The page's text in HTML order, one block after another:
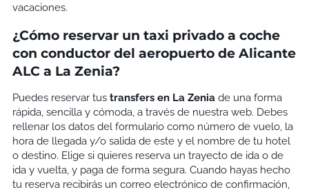
vacaciones.
¿Cómo reservar un taxi privado a coche
con conductor del aeropuerto de Alicante
ALC a La Zenia?
Puedes reservar tustransfers en La Zeniade una forma
rápida, sencilla y cómoda, a través de nuestra web. Debes
rellenar los datos del formulario como número de vuelo, la
hora de llegada y/o salida de este y el nombre de tu hotel
o destino. Elige si quieres reserva un trayecto de ida o de
ida y vuelta, y paga de forma segura. Cuando hayas hecho
tu reserva recibirás un correo electrónico de confirmación,